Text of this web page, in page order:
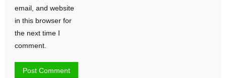
email, and website
in this browser for
the next time I
comment.